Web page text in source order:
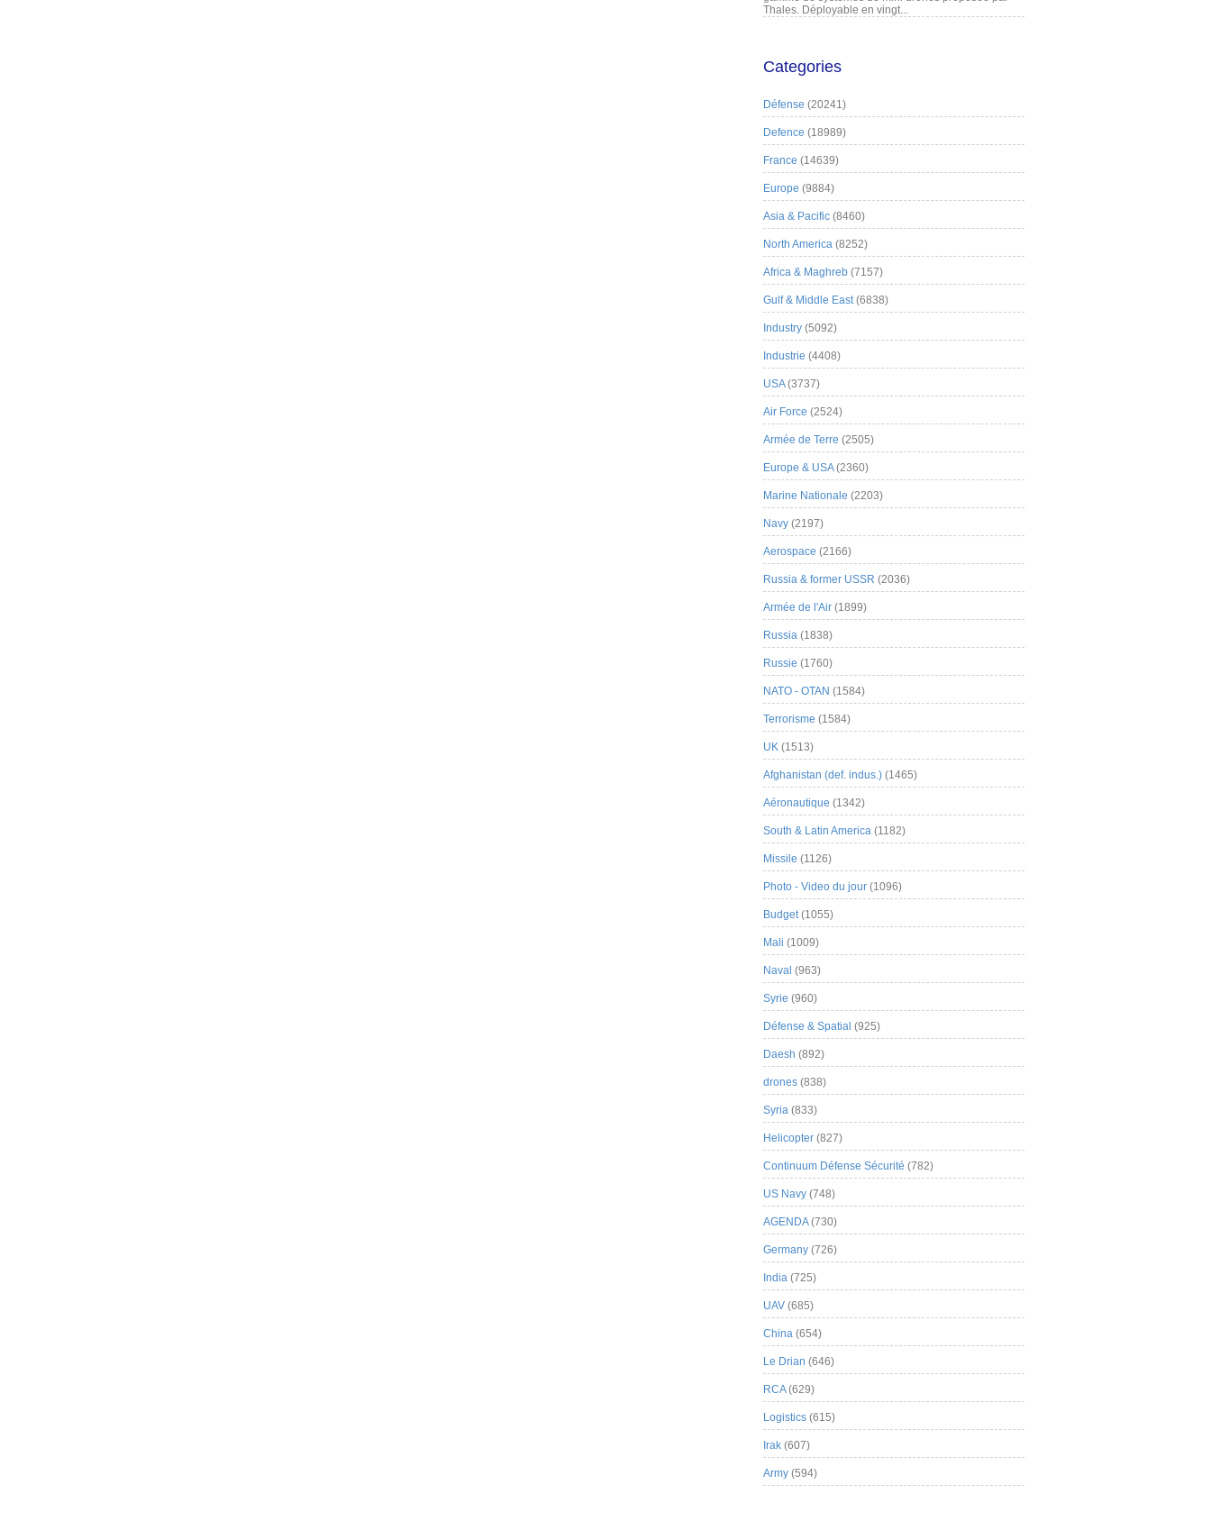
Thales. Déployable en vingt...
Categories
Défense (20241)
Defence (18989)
France (14639)
Europe (9884)
Asia & Pacific (8460)
North America (8252)
Africa & Maghreb (7157)
Gulf & Middle East(6838)
Industry (5092)
Industrie (4408)
USA(3737)
Air Force (2524)
Armée de Terre (2505)
Europe & USA(2360)
Marine Nationale (2203)
Navy (2197)
Aerospace (2166)
Russia & former USSR (2036)
Armée de l'Air (1899)
Russia (1838)
Russie (1760)
NATO - OTAN (1584)
Terrorisme (1584)
UK (1513)
Afghanistan (def. indus.) (1465)
Aéronautique (1342)
South & Latin America (1182)
Missile (1126)
Photo - Video du jour (1096)
Budget(1055)
Mali (1009)
Naval (963)
Syrie (960)
Défense & Spatial (925)
Daesh (892)
drones (838)
Syria (833)
Helicopter (827)
Continuum Défense Sécurité (782)
US Navy (748)
AGENDA(730)
Germany (726)
India (725)
UAV (685)
China (654)
Le Drian (646)
RCA(629)
Logistics (615)
Irak (607)
Army (594)